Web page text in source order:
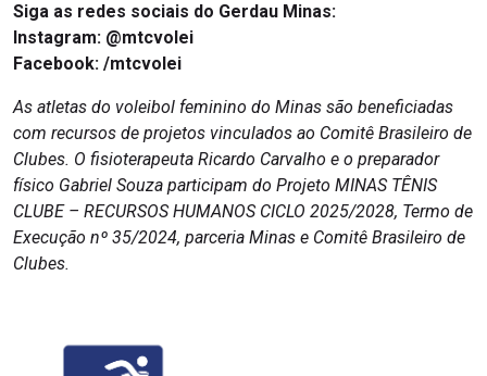
Siga as redes sociais do Gerdau Minas:
Instagram: @mtcvolei
Facebook: /mtcvolei
As atletas do voleibol feminino do Minas são beneficiadas
com recursos de projetos vinculados ao Comitê Brasileiro de
Clubes. O fisioterapeuta Ricardo Carvalho e o preparador
físico Gabriel Souza participam do Projeto MINAS TÊNIS
CLUBE – RECURSOS HUMANOS CICLO 2025/2028, Termo de
Execução nº 35/2024, parceria Minas e Comitê Brasileiro de
Clubes.